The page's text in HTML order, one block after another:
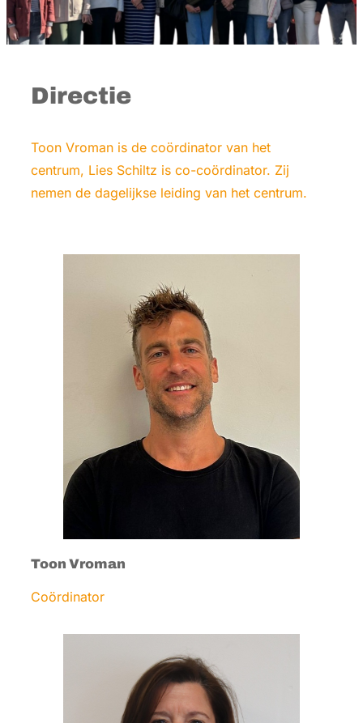
Directie
Toon Vroman is de coördinator van het
centrum, Lies Schiltz is co-coördinator. Zij
nemen de dagelijkse leiding van het centrum.
Toon Vroman
Coördinator